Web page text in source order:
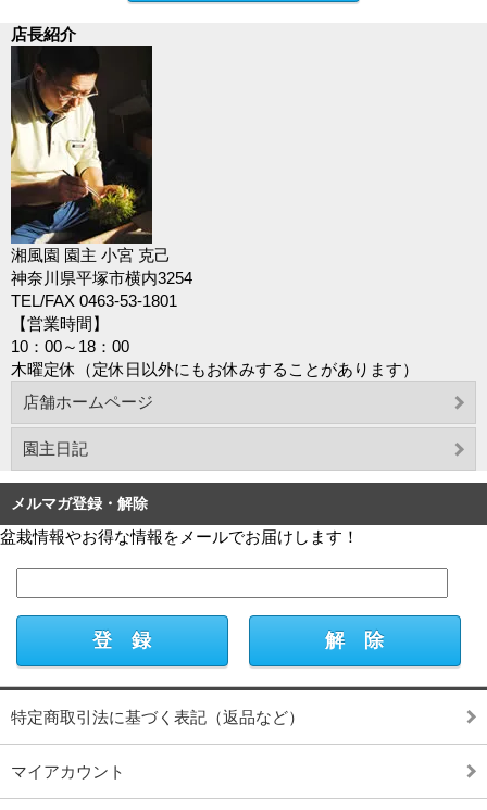
店長紹介
湘風園 園主 小宮 克己
神奈川県平塚市横内3254
TEL/FAX 0463-53-1801
【営業時間】
10：00～18：00
木曜定休（定休日以外にもお休みすることがあります）
店舗ホームページ
園主日記
メルマガ登録・解除
盆栽情報やお得な情報をメールでお届けします！
特定商取引法に基づく表記（返品など）
マイアカウント